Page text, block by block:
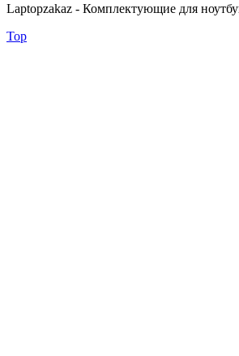
Laptopzakaz - Комплектующие для
Top